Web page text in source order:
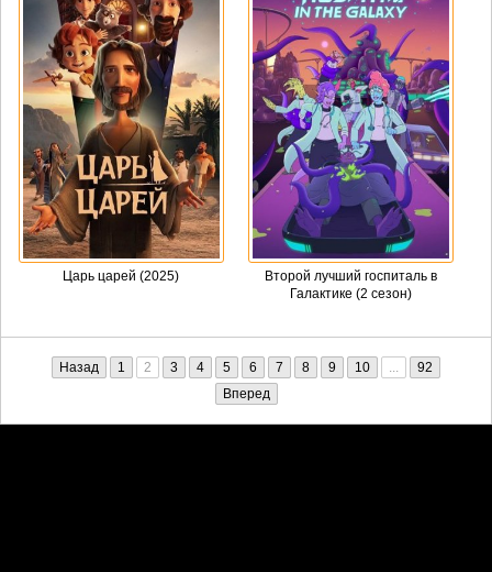
Царь царей (2025)
Второй лучший госпиталь в
Галактике (2 сезон)
Назад 1 2 3 4 5 6 7 8 9 10 ...
92
Вперед